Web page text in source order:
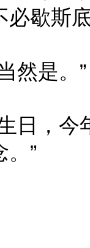
必歇斯
然是。”
日，今
”